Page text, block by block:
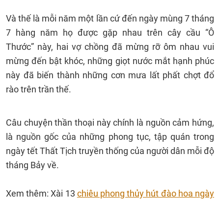
Và thế là mỗi năm một lần cứ đến ngày mùng 7 tháng
7 hàng năm họ được gặp nhau trên cây cầu “Ô
Thước” này, hai vợ chồng đã mừng rỡ ôm nhau vui
mừng đến bật khóc, những giọt nước mắt hạnh phúc
này đã biến thành những cơn mưa lất phất chợt đổ
rào trên trần thế.
Câu chuyện thần thoại này chính là nguồn cảm hứng,
là nguồn gốc của những phong tục, tập quán trong
ngày tết Thất Tịch truyền thống của người dân mỗi độ
tháng Bảy về.
Xem thêm: Xài 13 chiêu phong thủy hút đào hoa ngày